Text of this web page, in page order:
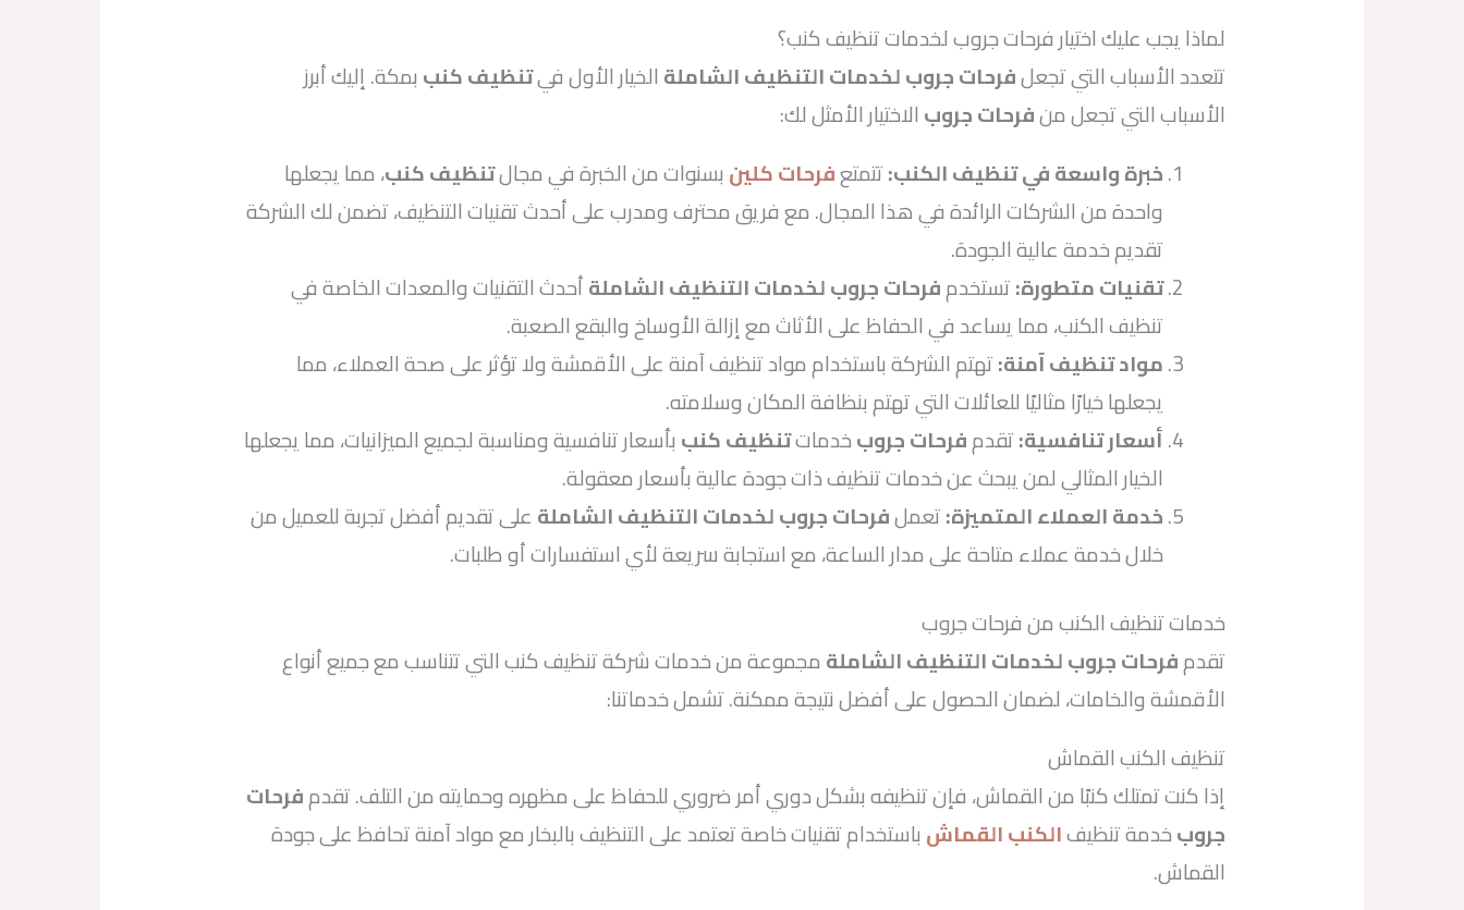
لماذا يجب عليك اختيار فرحات جروب لخدمات تنظيف كنب؟
تتعدد الأسباب التي تجعلفرحات جروب لخدمات التنظيف الشاملةالخيار الأول فيتنظيف كنببمكة. إليك أبرز
الأسباب التي تجعل منفرحات جروبالاختيار الأمثل لك:
خبرة واسعة في تنظيف الكنب:تتمتعفرحات كلينبسنوات من الخبرة في مجالتنظيف كنب، مما يجعلها
واحدة من الشركات الرائدة في هذا المجال. مع فريق محترف ومدرب على أحدث تقنيات التنظيف، تضمن لك الشركة
تقديم خدمة عالية الجودة.
تقنيات متطورة:تستخدمفرحات جروب لخدمات التنظيف الشاملةأحدث التقنيات والمعدات الخاصة في
تنظيف الكنب، مما يساعد في الحفاظ على الأثاث مع إزالة الأوساخ والبقع الصعبة.
مواد تنظيف آمنة:تهتم الشركة باستخدام مواد تنظيف آمنة على الأقمشة ولا تؤثر على صحة العملاء، مما
يجعلها خيارًا مثاليًا للعائلات التي تهتم بنظافة المكان وسلامته.
أسعار تنافسية:تقدمفرحات جروبخدماتتنظيف كنببأسعار تنافسية ومناسبة لجميع الميزانيات، مما يجعلها
الخيار المثالي لمن يبحث عن خدمات تنظيف ذات جودة عالية بأسعار معقولة.
خدمة العملاء المتميزة:تعملفرحات جروب لخدمات التنظيف الشاملةعلى تقديم أفضل تجربة للعميل من
خلال خدمة عملاء متاحة على مدار الساعة، مع استجابة سريعة لأي استفسارات أو طلبات.
خدمات تنظيف الكنب من فرحات جروب
تقدمفرحات جروب لخدمات التنظيف الشاملةمجموعة من خدمات شركة تنظيف كنب التي تتناسب مع جميع أنواع
الأقمشة والخامات، لضمان الحصول على أفضل نتيجة ممكنة. تشمل خدماتنا:
تنظيف الكنب القماش
إذا كنت تمتلك كنبًا من القماش، فإن تنظيفه بشكل دوري أمر ضروري للحفاظ على مظهره وحمايته من التلف. تقدمفرحات
جروبخدمة تنظيفالكنب القماشباستخدام تقنيات خاصة تعتمد على التنظيف بالبخار مع مواد آمنة تحافظ على جودة
القماش.